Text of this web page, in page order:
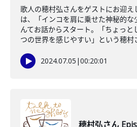
歌人の穂村弘さんをゲストにお迎え
は、「インコを肩に乗せた神秘的
んてお話からスタート。「ちょっと
つの世界を感じやすい」という穂村
2024.07.05 |00:20:01
穂村弘さん